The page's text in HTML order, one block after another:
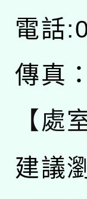
電話
傳真
【處
建議